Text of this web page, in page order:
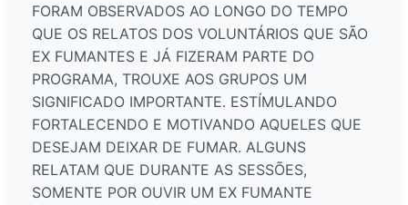
FORAM OBSERVADOS AO LONGO DO TEMPO
QUE OS RELATOS DOS VOLUNTÁRIOS QUE SÃO
EX FUMANTES E JÁ FIZERAM PARTE DO
PROGRAMA, TROUXE AOS GRUPOS UM
SIGNIFICADO IMPORTANTE. ESTÍMULANDO
FORTALECENDO E MOTIVANDO AQUELES QUE
DESEJAM DEIXAR DE FUMAR. ALGUNS
RELATAM QUE DURANTE AS SESSÕES,
SOMENTE POR OUVIR UM EX FUMANTE